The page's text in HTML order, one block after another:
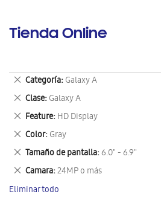
Tienda Online
Categoría Galaxy A
Eliminar
este
artículo
Clase Galaxy A
Eliminar
este
artículo
Feature HD Display
Eliminar
este
artículo
Color Gray
Eliminar
este
artículo
Tamaño de pantalla 6.0" - 6.9"
Eliminar
este
artículo
Camara 24MP o más
Eliminar
este
artículo
Eliminar todo